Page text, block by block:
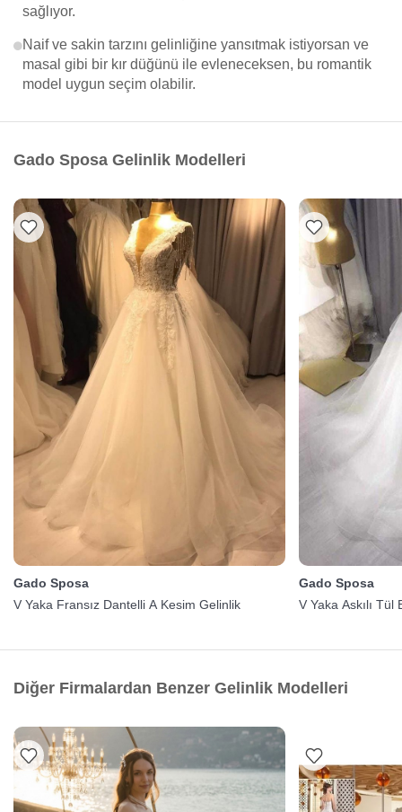
sağlıyor.
Naif ve sakin tarzını gelinliğine yansıtmak istiyorsan ve
masal gibi bir kır düğünü ile evleneceksen, bu romantik
model uygun seçim olabilir.
Gado Sposa Gelinlik Modelleri
Gado Sposa
V Yaka Fransız Dantelli A Kesim Gelinlik
Gado Sposa
V Yaka Askılı Tül
Diğer Firmalardan Benzer Gelinlik Modelleri